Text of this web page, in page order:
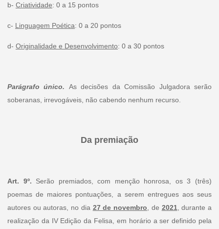
b- Criatividade: 0 a 15 pontos
c- Linguagem Poética: 0 a 20 pontos
d- Originalidade e Desenvolvimento: 0 a 30 pontos
Parágrafo único. As decisões da Comissão Julgadora serão
soberanas, irrevogáveis, não cabendo nenhum recurso.
Da premiação
Art. 9º. Serão premiados, com menção honrosa, os 3 (três)
poemas de maiores pontuações, a serem entregues aos seus
autores ou autoras, no dia 27 de novembro , de 2021, durante a
realização da IV Edição da Felisa, em horário a ser definido pela